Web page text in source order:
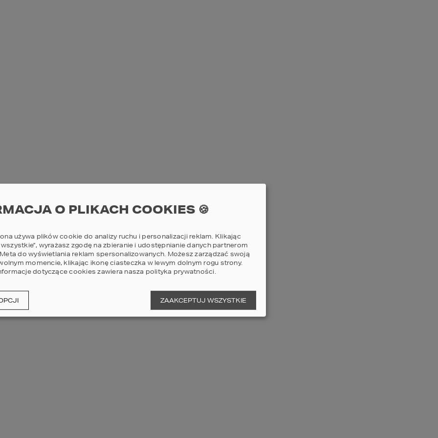
AN UNEXPECTED ERROR HAS OCCURRED.
O PLIKACH COOKIES 🍪
używa plików cookie do analizy ruchu i personalizacji reklam. Klikając
wyrażasz zgodę na zbieranie i udostępnianie danych partnerom
do wyświetlania reklam spersonalizowanych. Możesz zarządzać swoją
momencie, klikając ikonę ciasteczka w lewym dolnym rogu strony.
dotyczące cookies zawiera nasza polityka prywatności.
ZAAKCEPTUJ WSZYSTKIE